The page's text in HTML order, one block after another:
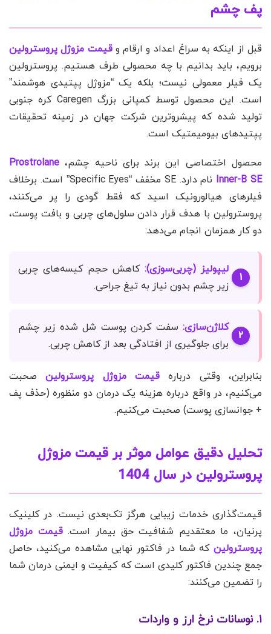
پف چشم
قبل از اینکه به سراغ اعداد و ارقام وقیمت مزوژل پروسترولین
برویم، باید بدانیم با چه محصولی طرف هستیم. پروسترولین
یک فیلر معمولی نیست؛ بلکه یک “مزوژل پپتیدی هوشمند”
است. این محصول توسط کمپانی بزرگ Caregen کره جنوبی
تولید شده که پیشروترین شرکت جهان در زمینه تحقیقات
پپتیدهای بیومیمتیک است.
محصول اختصاصی این برند برای ناحیه چشم، Prostrolane
Inner-B SE
نام دارد. SE مخفف “Specific Eyes” است. برخلاف
فیلرهای هیالورونیک اسید که فقط گودی را پر می‌کنند،
پروسترولین با هدف قرار دادن سلول‌های چربی و بافت پوست،
دو کار همزمان انجام می‌دهد:
لیپولیز (چربی‌سوزی): کاهش حجم کیسه‌های چربی
زیر چشم بدون نیاز به تیغ جراحی.
کلاژن‌سازی: سفت کردن پوست شل شده زیر چشم
برای جلوگیری از افتادگی بعد از کاهش چربی.
بنابراین، وقتی درباره قیمت مزوژل پروسترولینصحبت
می‌کنیم، در واقع درباره هزینه یک درمان دو منظوره (حذف پف
+ جوانسازی پوست) صحبت می‌کنیم.
تحلیل دقیق عوامل موثر بر قیمت مزوژل
پروسترولین در سال 1404
قیمت‌گذاری خدمات زیبایی هرگز تک‌بعدی نیست. در کلینیک
پرنیان، ما معتقدیم شفافیت حق بیمار است.قیمت مزوژل
پروسترولین که شما در فاکتور نهایی مشاهده می‌کنید، حاصل
جمع چندین فاکتور کلیدی است که کیفیت و ایمنی درمان شما
را تضمین می‌کنند:
۱. نوسانات نرخ ارز و واردات